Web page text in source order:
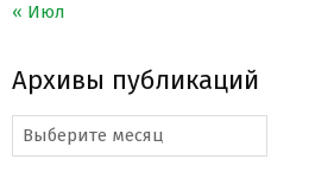
« Июл
Архивы публикаций
Архивы
публикаций